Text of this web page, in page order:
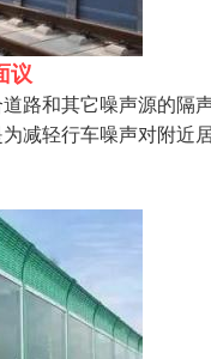
议
路和其它噪声源的
减轻行车噪声对附